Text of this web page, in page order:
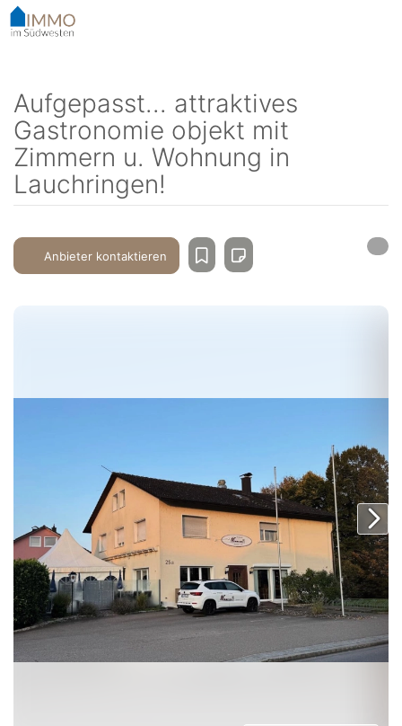
Accessibility-
Modus
Navigation
zum
Inhalt
Aufgepasst... attraktives
Gastronomie objekt mit
Zimmern u. Wohnung in
Lauchringen!
Anbieter kontaktieren